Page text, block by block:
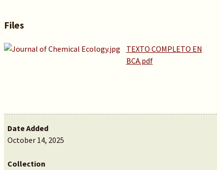
Files
TEXTO COMPLETO EN
BCA.pdf
Date Added
October 14, 2025
Collection